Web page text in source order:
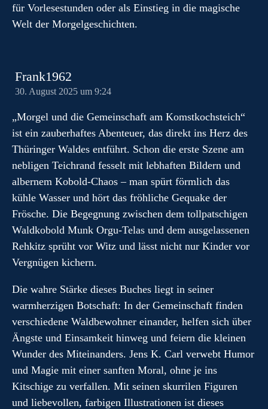
für Vorlesestunden oder als Einstieg in die magische
Welt der Morgelgeschichten.
Frank1962
30. August 2025 um 9:24
„Morgel und die Gemeinschaft am Komstkochsteich“
ist ein zauberhaftes Abenteuer, das direkt ins Herz des
Thüringer Waldes entführt. Schon die erste Szene am
nebligen Teichrand fesselt mit lebhaften Bildern und
albernem Kobold-Chaos – man spürt förmlich das
kühle Wasser und hört das fröhliche Gequake der
Frösche. Die Begegnung zwischen dem tollpatschigen
Waldkobold Munk Orgu-Telas und dem ausgelassenen
Rehkitz sprüht vor Witz und lässt nicht nur Kinder vor
Vergnügen kichern.
Die wahre Stärke dieses Buches liegt in seiner
warmherzigen Botschaft: In der Gemeinschaft finden
verschiedene Waldbewohner einander, helfen sich über
Ängste und Einsamkeit hinweg und feiern die kleinen
Wunder des Miteinanders. Jens K. Carl verwebt Humor
und Magie mit einer sanften Moral, ohne je ins
Kitschige zu verfallen. Mit seinen skurrilen Figuren
und liebevollen, farbigen Illustrationen ist dieses